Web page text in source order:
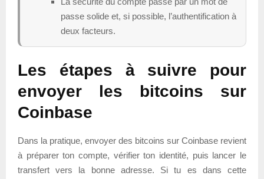
passe solide et, si possible, l’authentification à
deux facteurs.
Les étapes à suivre pour
envoyer les bitcoins sur
Coinbase
Dans la pratique, envoyer des bitcoins sur Coinbase revient
à préparer ton compte, vérifier ton identité, puis lancer le
transfert vers la bonne adresse. Si tu es dans cette